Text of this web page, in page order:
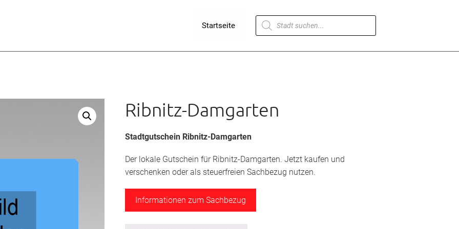
Startseite
Products
search
Ribnitz-Damgarten
Stadtgutschein Ribnitz-Damgarten
Der lokale Gutschein für Ribnitz-Damgarten. Jetzt kaufen und
verschenken oder als steuerfreien Sachbezug nutzen.
Informationen zum Sachbezug